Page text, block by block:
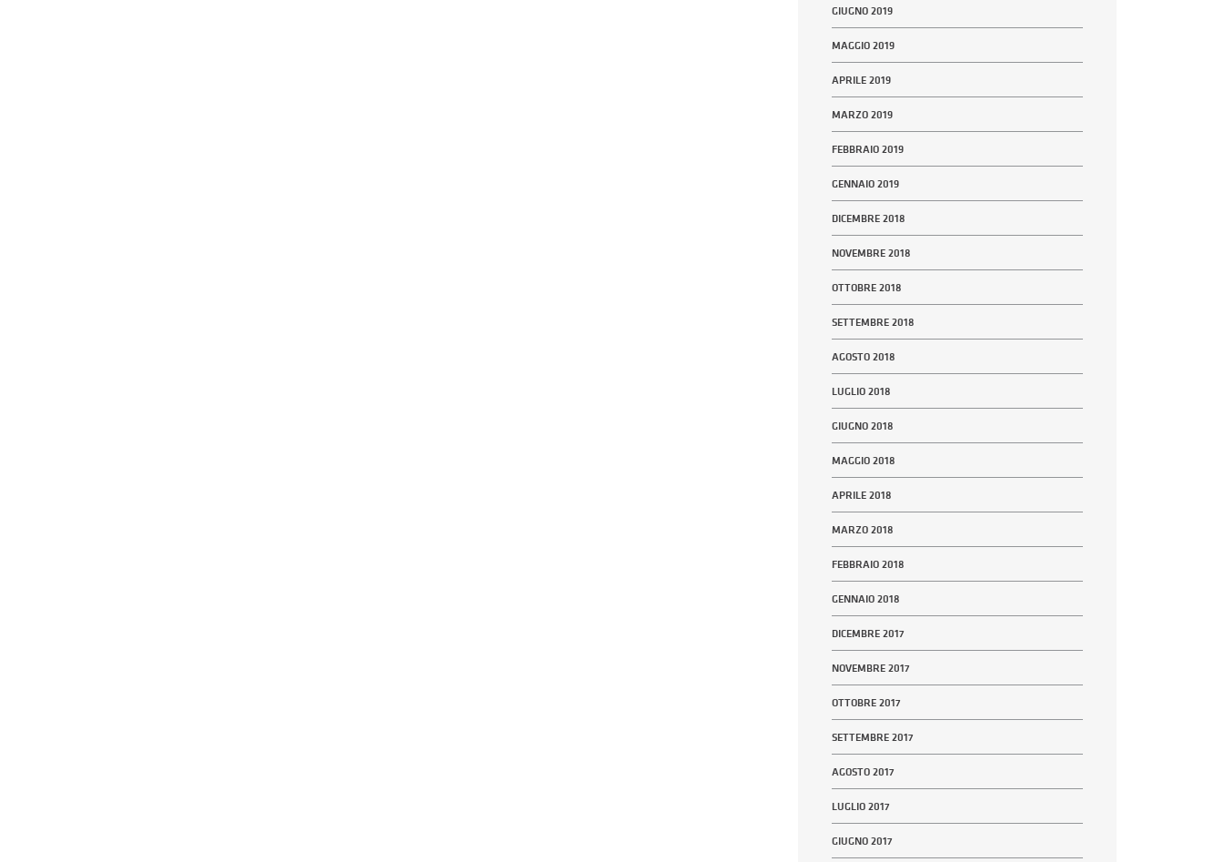
GIUGNO 2019
MAGGIO 2019
APRILE 2019
MARZO 2019
FEBBRAIO 2019
GENNAIO 2019
DICEMBRE 2018
NOVEMBRE 2018
OTTOBRE 2018
SETTEMBRE 2018
AGOSTO 2018
LUGLIO 2018
GIUGNO 2018
MAGGIO 2018
APRILE 2018
MARZO 2018
FEBBRAIO 2018
GENNAIO 2018
DICEMBRE 2017
NOVEMBRE 2017
OTTOBRE 2017
SETTEMBRE 2017
AGOSTO 2017
LUGLIO 2017
GIUGNO 2017